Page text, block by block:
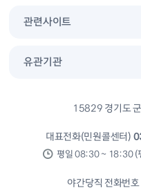
관련사이트
유관기관
15829 경기도
대표전화(민원콜센터)
평일 08:30 ~ 18:30 (
야간당직 전화번호